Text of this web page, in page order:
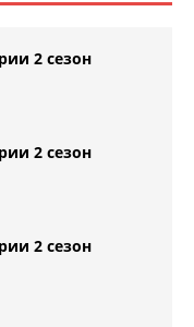
2 сезон
2 сезон
2 сезон